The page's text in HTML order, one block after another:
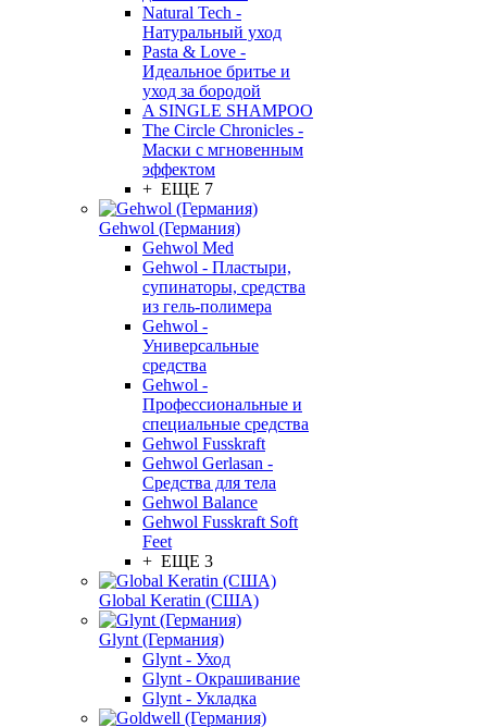
Natural Tech -
Натуральный уход
Pasta & Love -
Идеальное бритье и
уход за бородой
A SINGLE SHAMPOO
The Circle Chronicles -
Маски с мгновенным
эффектом
+ ЕЩЕ 7
Gehwol (Германия)
Gehwol Med
Gehwol - Пластыри,
супинаторы, средства
из гель-полимера
Gehwol -
Универсальные
средства
Gehwol -
Профессиональные и
специальные средства
Gehwol Fusskraft
Gehwol Gerlasan -
Средства для тела
Gehwol Balance
Gehwol Fusskraft Soft
Feet
+ ЕЩЕ 3
Global Keratin (США)
Glynt (Германия)
Glynt - Уход
Glynt - Окрашивание
Glynt - Укладка